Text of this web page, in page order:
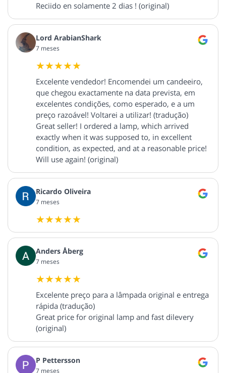
Reciido en solamente 2 dias ! (original)
Lord ArabianShark
7 meses
Excelente vendedor! Encomendei um candeeiro,
que chegou exactamente na data prevista, em
excelentes condições, como esperado, e a um
preço razoável! Voltarei a utilizar! (tradução)
Great seller! I ordered a lamp, which arrived
exactly when it was supposed to, in excellent
condition, as expected, and at a reasonable price!
Will use again! (original)
Ricardo Oliveira
7 meses
Anders Åberg
7 meses
Excelente preço para a lâmpada original e entrega
rápida (tradução)
Great price for original lamp and fast dilevery
(original)
P Pettersson
7 meses